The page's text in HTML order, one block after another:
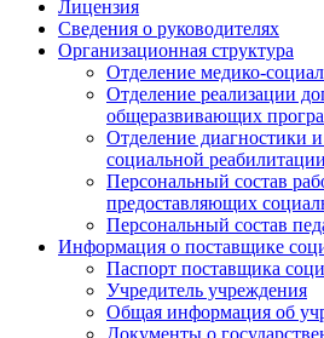
Лицензия
Сведения о руководителях
Организационная структура
Отделение медико-
Отделение реализации
общеразвивающих
Отделение диагностики
социальной реабилитации
Персональный состав
предоставляющих
Персональный состав
Информация о поставщике
Паспорт поставщика
Учредитель учреждения
Общая информация об
Документы о